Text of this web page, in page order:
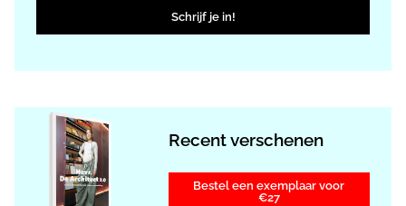
Schrijf je in!
Recent verschenen
Bestel een exemplaar voor
€27